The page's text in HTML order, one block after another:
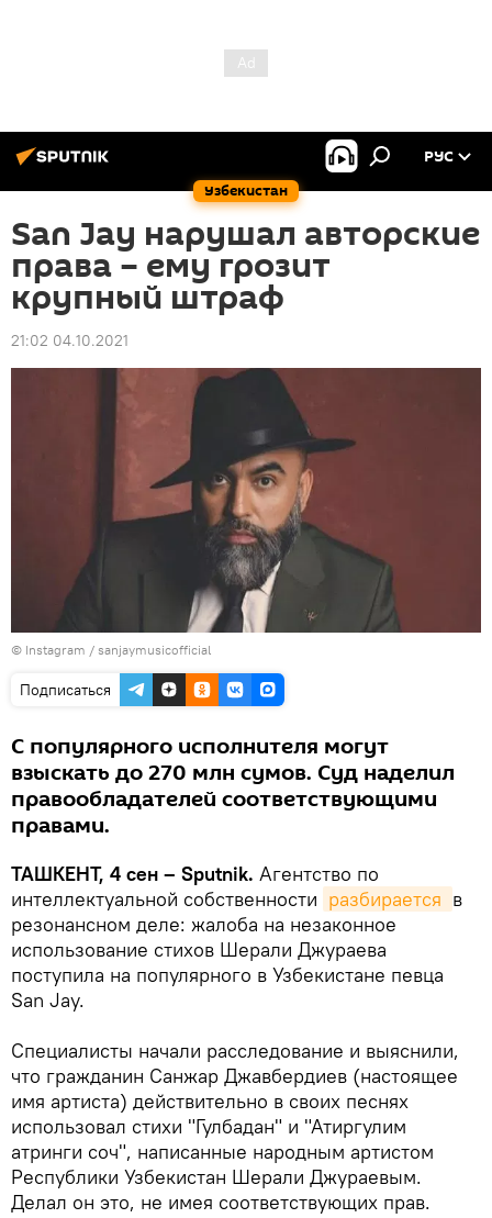
Узбекистан
РУС
San Jay нарушал авторские
права – ему грозит
крупный штраф
21:02 04.10.2021
© Instagram / sanjaymusicofficial
Подписаться
С популярного исполнителя могут
взыскать до 270 млн сумов. Суд наделил
правообладателей соответствующими
правами.
ТАШКЕНТ, 4 сен – Sputnik. Агентство по
интеллектуальной собственности разбирается в
резонансном деле: жалоба на незаконное
использование стихов Шерали Джураева
поступила на популярного в Узбекистане певца
San Jay.
Специалисты начали расследование и выяснили,
что гражданин Санжар Джавбердиев (настоящее
имя артиста) действительно в своих песнях
использовал стихи "Гулбадан" и "Атиргулим
атринги соч", написанные народным артистом
Республики Узбекистан Шерали Джураевым.
Делал он это, не имея соответствующих прав.